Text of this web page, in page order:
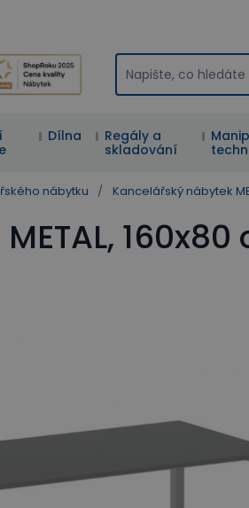
Dílna
Regály a
skladování
nábytku / Kancelářský nábytek